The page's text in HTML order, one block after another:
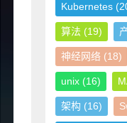
Kubernetes
算法 (19)
神经网络 (18)
unix (16)
架构 (16)